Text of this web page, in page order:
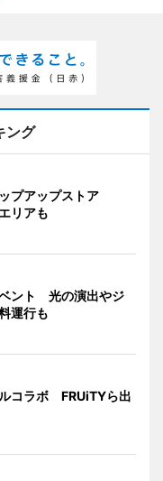
ング
プアップストア
リアも
ント 光の演出やジ
運行も
コラボ FRUiTYら出